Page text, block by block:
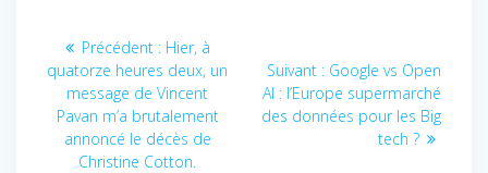
Navigation
de
l’article
Précédent : Article
précédent
:
Hier, à
quatorze heures deux, un
message de Vincent
Pavan m’a brutalement
annoncé le décès de
Christine Cotton.
Suivant : Article
suivant
:
Google vs Open
AI : l’Europe supermarché
des données pour les Big
tech ?